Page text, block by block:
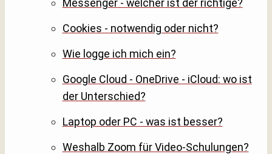
Messenger - welcher ist der richtige?
Cookies - notwendig oder nicht?
Wie logge ich mich ein?
Google Cloud - OneDrive - iCloud: wo ist
der Unterschied?
Laptop oder PC - was ist besser?
Weshalb Zoom für Video-Schulungen?